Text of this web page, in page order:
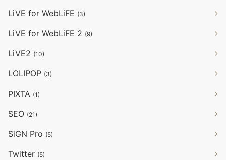
LiVE for WebLiFE (3)
LiVE for WebLiFE 2 (9)
LiVE2 (10)
LOLIPOP (3)
PIXTA (1)
SEO (21)
SiGN Pro (5)
Twitter (5)